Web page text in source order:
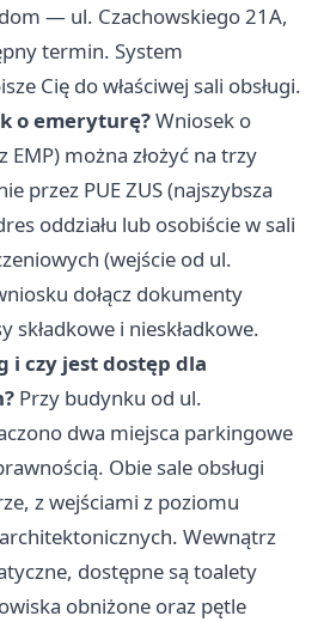
— ul. Czachowskiego 21A,
termin. System
Cię do właściwej sali obsługi.
o emeryturę?Wniosek o
można złożyć na trzy
przez PUE ZUS (najszybsza
oddziału lub osobiście w sali
(wejście od ul.
dołącz dokumenty
składkowe i nieskładkowe.
i czy jest dostęp dla
Przy budynku od ul.
dwa miejsca parkingowe
Obie sale obsługi
z wejściami z poziomu
Wewnątrz
dostępne są toalety
obniżone oraz pętle